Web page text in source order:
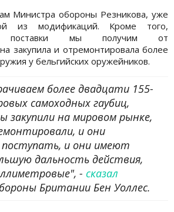
Министра обороны Резникова, уже
из модификаций. Кроме того,
поставки мы получим от
закупила и отремонтировала более
у бельгийских оружейников.
более двадцати 155-
самоходных гаубиц,
закупили на мировом рынке,
и они
и они имеют
дальность действия,
- сказал
Британии Бен Уоллес.